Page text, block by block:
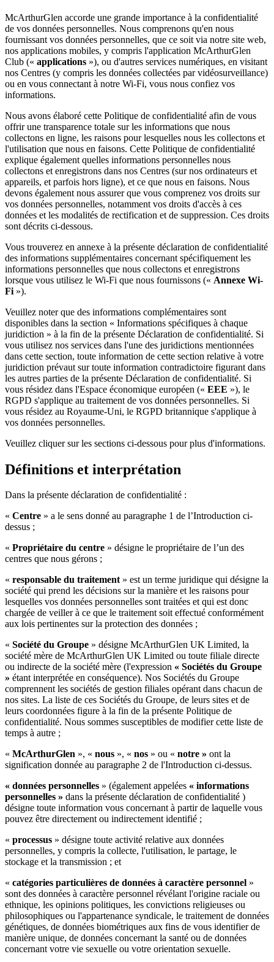
McArthurGlen accorde une grande importance à la confidentialité
de vos données personnelles. Nous comprenons qu'en nous
fournissant vos données personnelles, que ce soit via notre site web,
nos applications mobiles, y compris l'application McArthurGlen
Club (« applications »), ou d'autres services numériques, en visitant
nos Centres (y compris les données collectées par vidéosurveillance)
ou en vous connectant à notre Wi-Fi, vous nous confiez vos
informations.
Nous avons élaboré cette Politique de confidentialité afin de vous
offrir une transparence totale sur les informations que nous
collectons en ligne, les raisons pour lesquelles nous les collectons et
l'utilisation que nous en faisons. Cette Politique de confidentialité
explique également quelles informations personnelles nous
collectons et enregistrons dans nos Centres (sur nos ordinateurs et
appareils, et parfois hors ligne), et ce que nous en faisons. Nous
devons également nous assurer que vous comprenez vos droits sur
vos données personnelles, notamment vos droits d'accès à ces
données et les modalités de rectification et de suppression. Ces droits
sont décrits ci-dessous.
Vous trouverez en annexe à la présente déclaration de confidentialité
des informations supplémentaires concernant spécifiquement les
informations personnelles que nous collectons et enregistrons
lorsque vous utilisez le Wi-Fi que nous fournissons (« Annexe Wi-
Fi »).
Veuillez noter que des informations complémentaires sont
disponibles dans la section « Informations spécifiques à chaque
juridiction » à la fin de la présente Déclaration de confidentialité. Si
vous utilisez nos services dans l'une des juridictions mentionnées
dans cette section, toute information de cette section relative à votre
juridiction prévaut sur toute information contradictoire figurant dans
les autres parties de la présente Déclaration de confidentialité. Si
vous résidez dans l'Espace économique européen (« EEE »), le
RGPD s'applique au traitement de vos données personnelles. Si
vous résidez au Royaume-Uni, le RGPD britannique s'applique à
vos données personnelles.
Veuillez cliquer sur les sections ci-dessous pour plus d'informations.
Définitions et interprétation
Dans la présente déclaration de confidentialité :
« Centre » a le sens donné au paragraphe 1 de l’Introduction ci-
dessus ;
« Propriétaire du centre » désigne le propriétaire de l’un des
centres que nous gérons ;
« responsable du traitement» est un terme juridique qui désigne la
société qui prend les décisions sur la manière et les raisons pour
lesquelles vos données personnelles sont traitées et qui est donc
chargée de veiller à ce que le traitement soit effectué conformément
aux lois pertinentes sur la protection des données ;
« Société du Groupe » désigne McArthurGlen UK Limited, la
société mère de McArthurGlen UK Limited ou toute filiale directe
ou indirecte de la société mère (l'expression « Sociétés du Groupe
» étant interprétée en conséquence). Nos Sociétés du Groupe
comprennent les sociétés de gestion filiales opérant dans chacun de
nos sites. La liste de ces Sociétés du Groupe, de leurs sites et de
leurs coordonnées figure à la fin de la présente Politique de
confidentialité. Nous sommes susceptibles de modifier cette liste de
temps à autre ;
« McArthurGlen », « nous », « nos » ou « notre » ont la
signification donnée au paragraphe 2 de l'Introduction ci-dessus.
« données personnelles » (également appelées « informations
personnelles » dans la présente déclaration de confidentialité )
désigne toute information vous concernant à partir de laquelle vous
pouvez être directement ou indirectement identifié ;
« processus » désigne toute activité relative aux données
personnelles, y compris la collecte, l'utilisation, le partage, le
stockage et la transmission ; et
« catégories particulières de données à caractère personnel »
sont des données à caractère personnel révélant l'origine raciale ou
ethnique, les opinions politiques, les convictions religieuses ou
philosophiques ou l'appartenance syndicale, le traitement de données
génétiques, de données biométriques aux fins de vous identifier de
manière unique, de données concernant la santé ou de données
concernant votre vie sexuelle ou votre orientation sexuelle.